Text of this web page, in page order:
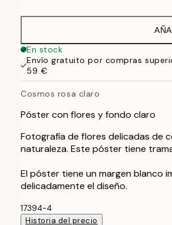
En stock
Envío gratuito por compras
59 €
Cosmos rosa claro
Póster con flores y fondo claro
Fotografía de flores delicadas de
naturaleza. Este póster tiene
El póster tiene un margen blanco
delicadamente el diseño.
17394-4
Historia del precio